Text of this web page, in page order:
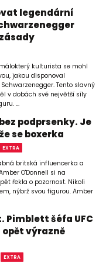
legendární
kulturista se mohl
jakou disponoval
Tento slavný
v dobách své největší síly
...
podprsenky. Je
se boxerka
EXTRA
britská influencerka a
O'Donnell si na
řekla o pozornost. Nikoli
nýbrž svou figurou. Amber
Pimblett šéfa UFC
výrazně
EXTRA